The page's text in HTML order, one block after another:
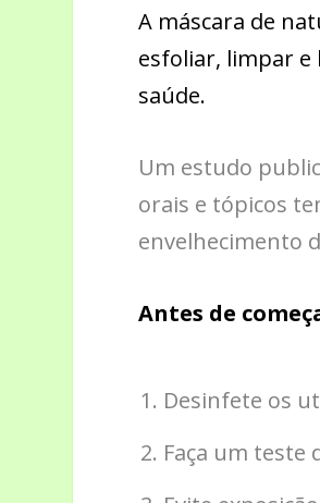
A máscara de
esfoliar, limpar e
saúde.
Um estudo
orais e tópicos
envelhecimento
Antes de
Desinfete os
Faça um teste